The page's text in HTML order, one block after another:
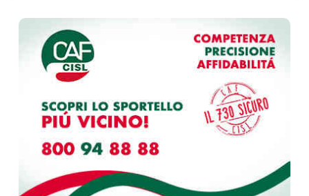
La Pressa